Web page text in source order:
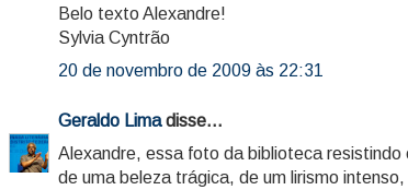
Belo texto Alexandre!
Sylvia Cyntrão
20 de novembro de 2009 às 22:31
Geraldo Limadisse...
Alexandre, essa foto da biblioteca
de uma beleza trágica, de um lirismo